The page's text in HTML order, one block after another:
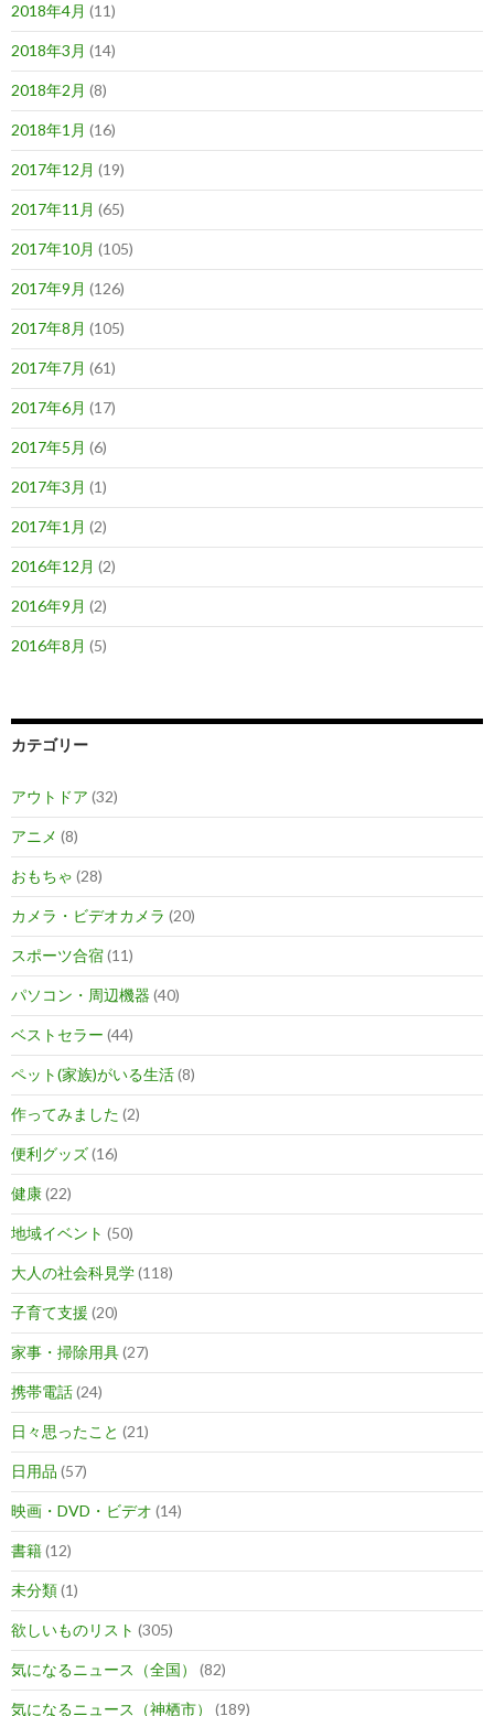
2018年4月 (11)
2018年3月 (14)
2018年2月 (8)
2018年1月 (16)
2017年12月 (19)
2017年11月 (65)
2017年10月 (105)
2017年9月 (126)
2017年8月 (105)
2017年7月 (61)
2017年6月 (17)
2017年5月 (6)
2017年3月 (1)
2017年1月 (2)
2016年12月 (2)
2016年9月 (2)
2016年8月 (5)
カテゴリー
アウトドア (32)
アニメ (8)
おもちゃ (28)
カメラ・ビデオカメラ (20)
スポーツ合宿(11)
パソコン・周辺機器 (40)
ベストセラー (44)
ペット(家族)がいる生活(8)
作ってみました (2)
便利グッズ(16)
健康(22)
地域イベント (50)
大人の社会科見学(118)
子育て支援 (20)
家事・掃除用具(27)
携帯電話(24)
日々思ったこと (21)
日用品 (57)
映画・DVD・ビデオ (14)
書籍(12)
未分類(1)
欲しいものリスト (305)
気になるニュース（全国） (82)
気になるニュース（神栖市） (189)